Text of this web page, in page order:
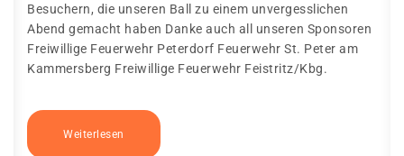
Besuchern, die unseren Ball zu einem unvergesslichen
Abend gemacht haben Danke auch all unseren Sponsoren
Freiwillige Feuerwehr Peterdorf Feuerwehr St. Peter am
Kammersberg Freiwillige Feuerwehr Feistritz/Kbg.
Weiterlesen